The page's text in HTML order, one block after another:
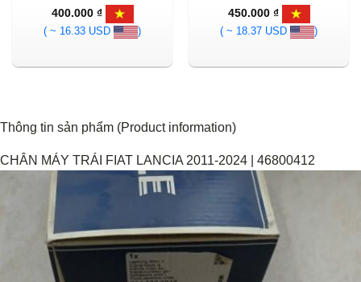
400.000 ₫
( ~ 16.33 USD
)
450.000 ₫
( ~ 18.37 USD
)
Thông tin sản phẩm (Product information)
CHÂN MÁY TRÁI FIAT LANCIA 2011-2024 | 46800412